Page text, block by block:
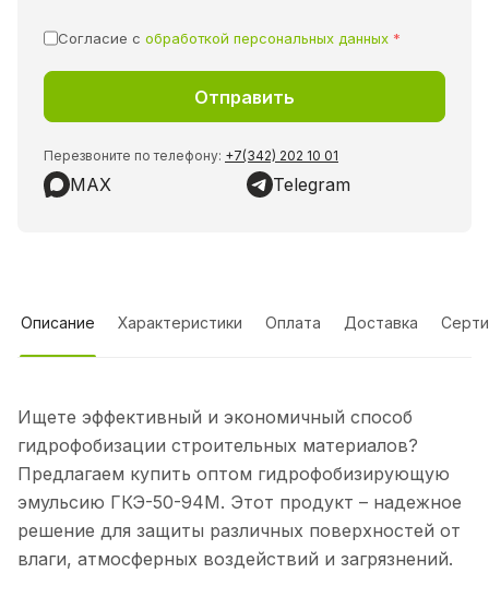
Согласие с обработкой персональных данных *
Перезвоните по телефону: +7(342) 202 10 01
MAX Telegram
Описание Характеристики Оплата Доставка
Ищете эффективный и экономичный способ
гидрофобизации строительных материалов?
Предлагаем купить оптом гидрофобизирующую
эмульсию ГКЭ-50-94М. Этот продукт – надежное
решение для защиты различных поверхностей от
влаги, атмосферных воздействий и загрязнений.